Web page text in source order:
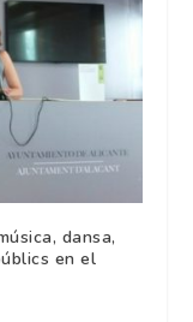
dansa,
en el